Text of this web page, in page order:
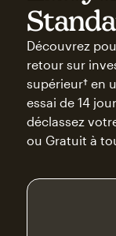
Découvrez
retour sur
supérieur† en
essai de 14
déclassez
ou Gratuit à